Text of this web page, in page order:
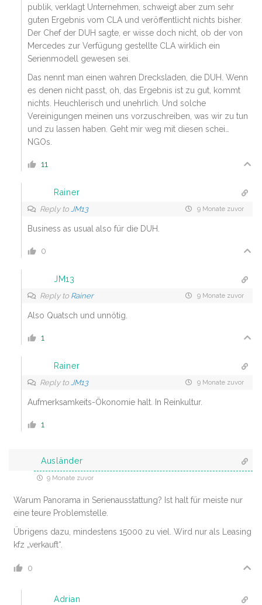
publik, verklagt Unternehmen, schweigt aber zum sehr
guten Ergebnis vom CLA und veröffentlicht nichts bisher.
Der Chef der DUH sagte, er wisse doch nicht, ob der von
Mercedes zur Verfügung gestellte CLA wirklich ein
Serienmodell gewesen sei.
Das nennt man einen wahren Drecksladen, die DUH. Wenn
es denen nicht passt, oh, das Ergebnis ist zu gut, kommt
nichts. Heuchlerisch und unehrlich. Und solche
Vereinigungen meinen uns vorzuschreiben, was wir zu tun
und zu lassen haben. Geht mir weg mit diesen schei…
NGOs.
11
Rainer
Reply to JM13 9 Monate zuvor
Business as usual also für die DUH.
0
JM13
Reply to Rainer 9 Monate zuvor
Also Quatsch und unnötig.
1
Rainer
Reply to JM13 9 Monate zuvor
Aufmerksamkeits-Ökonomie halt. In Reinkultur.
1
Ausländer
9 Monate zuvor
Warum Panorama in Serienausstattung? Ist halt für meiste nur
eine teure Problemstelle.
Übrigens dazu, mindestens 15000 zu viel. Wird nur als Leasing
kfz „verkauft“.
0
Adrian